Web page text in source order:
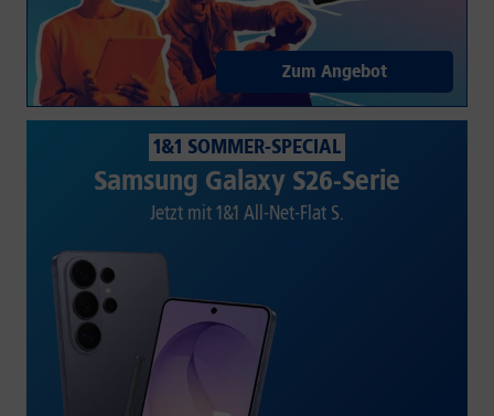
Zum Angebot
1&1 SOMMER-SPECIAL
Samsung Galaxy S26-Serie
Jetzt mit 1&1 All-Net-Flat S.